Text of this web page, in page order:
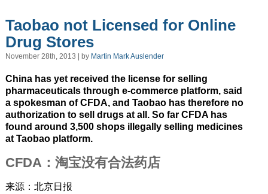
Taobao not Licensed for Online
Drug Stores
November 28th, 2013 | by Martin Mark Auslender
China has yet received the license for selling
pharmaceuticals through e-commerce platform, said
a spokesman of CFDA, and Taobao has therefore no
authorization to sell drugs at all. So far CFDA has
found around 3,500 shops illegally selling medicines
at Taobao platform.
CFDA：淘宝没有合法药店
来源：北京日报